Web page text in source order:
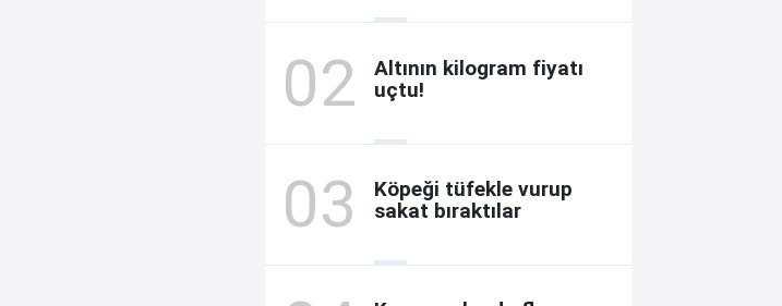
Altının kilogram fiyatı
uçtu!
Köpeği tüfekle vurup
sakat bıraktılar